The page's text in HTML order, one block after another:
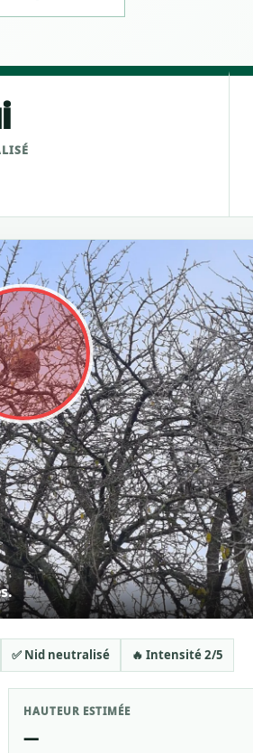
✅ Nid neutralisé 🔥 Intensité 2/5
HAUTEUR ESTIMÉE
—